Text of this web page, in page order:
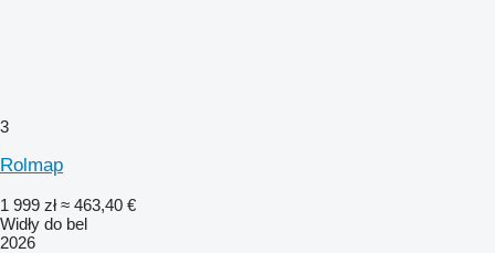
3
Rolmap
1 999 zł ≈ 463,40 €
Widły do bel
2026